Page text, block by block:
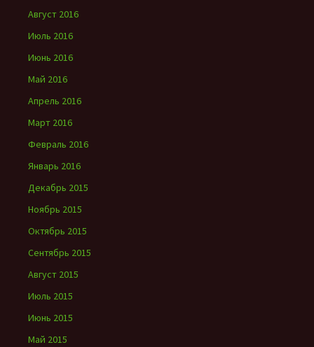
Август 2016
Июль 2016
Июнь 2016
Май 2016
Апрель 2016
Март 2016
Февраль 2016
Январь 2016
Декабрь 2015
Ноябрь 2015
Октябрь 2015
Сентябрь 2015
Август 2015
Июль 2015
Июнь 2015
Май 2015